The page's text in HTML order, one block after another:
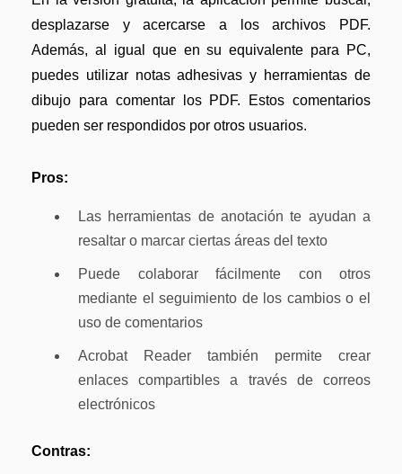
desplazarse y acercarse a los archivos PDF.
Además, al igual que en su equivalente para PC,
puedes utilizar notas adhesivas y herramientas de
dibujo para comentar los PDF. Estos comentarios
pueden ser respondidos por otros usuarios.
Pros:
Las herramientas de anotación te ayudan a
resaltar o marcar ciertas áreas del texto
Puede colaborar fácilmente con otros
mediante el seguimiento de los cambios o el
uso de comentarios
Acrobat Reader también permite crear
enlaces compartibles a través de correos
electrónicos
Contras: